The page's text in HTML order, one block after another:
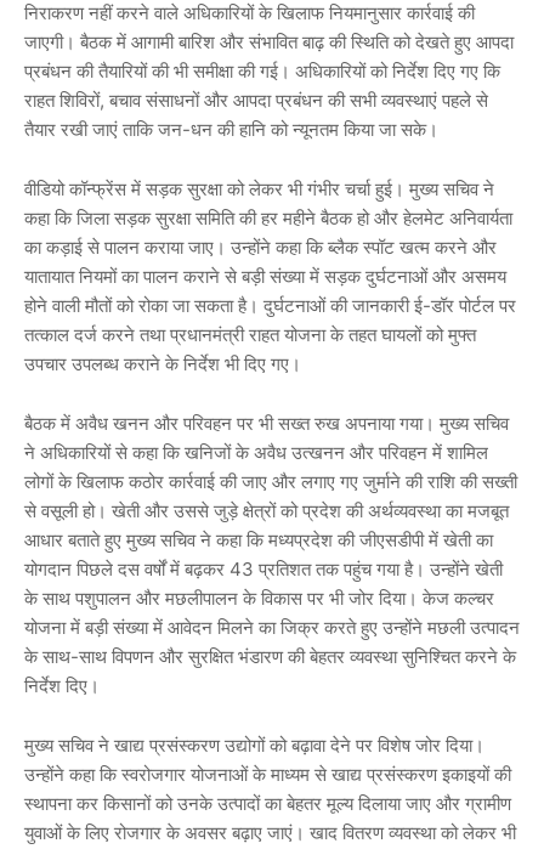
निराकरण नहीं करने वाले अधिकारियों के खिलाफ नियमानुसार कार्रवाई की
जाएगी। बैठक में आगामी बारिश और संभावित बाढ़ की स्थिति को देखते हुए आपदा
प्रबंधन की तैयारियों की भी समीक्षा की गई। अधिकारियों को निर्देश दिए गए कि
राहत शिविरों, बचाव संसाधनों और आपदा प्रबंधन की सभी व्यवस्थाएं पहले से
तैयार रखी जाएं ताकि जन-धन की हानि को न्यूनतम किया जा सके।
वीडियो कॉन्फ्रेंस में सड़क सुरक्षा को लेकर भी गंभीर चर्चा हुई। मुख्य सचिव ने
कहा कि जिला सड़क सुरक्षा समिति की हर महीने बैठक हो और हेलमेट अनिवार्यता
का कड़ाई से पालन कराया जाए। उन्होंने कहा कि ब्लैक स्पॉट खत्म करने और
यातायात नियमों का पालन कराने से बड़ी संख्या में सड़क दुर्घटनाओं और असमय
होने वाली मौतों को रोका जा सकता है। दुर्घटनाओं की जानकारी ई-डॉर पोर्टल पर
तत्काल दर्ज करने तथा प्रधानमंत्री राहत योजना के तहत घायलों को मुफ्त
उपचार उपलब्ध कराने के निर्देश भी दिए गए।
बैठक में अवैध खनन और परिवहन पर भी सख्त रुख अपनाया गया। मुख्य सचिव
ने अधिकारियों से कहा कि खनिजों के अवैध उत्खनन और परिवहन में शामिल
लोगों के खिलाफ कठोर कार्रवाई की जाए और लगाए गए जुर्माने की राशि की सख्ती
से वसूली हो। खेती और उससे जुड़े क्षेत्रों को प्रदेश की अर्थव्यवस्था का मजबूत
आधार बताते हुए मुख्य सचिव ने कहा कि मध्यप्रदेश की जीएसडीपी में खेती का
योगदान पिछले दस वर्षों में बढ़कर 43 प्रतिशत तक पहुंच गया है। उन्होंने खेती
के साथ पशुपालन और मछलीपालन के विकास पर भी जोर दिया। केज कल्चर
योजना में बड़ी संख्या में आवेदन मिलने का जिक्र करते हुए उन्होंने मछली उत्पादन
के साथ-साथ विपणन और सुरक्षित भंडारण की बेहतर व्यवस्था सुनिश्चित करने के
निर्देश दिए।
मुख्य सचिव ने खाद्य प्रसंस्करण उद्योगों को बढ़ावा देने पर विशेष जोर दिया।
उन्होंने कहा कि स्वरोजगार योजनाओं के माध्यम से खाद्य प्रसंस्करण इकाइयों की
स्थापना कर किसानों को उनके उत्पादों का बेहतर मूल्य दिलाया जाए और ग्रामीण
युवाओं के लिए रोजगार के अवसर बढ़ाए जाएं। खाद वितरण व्यवस्था को लेकर भी